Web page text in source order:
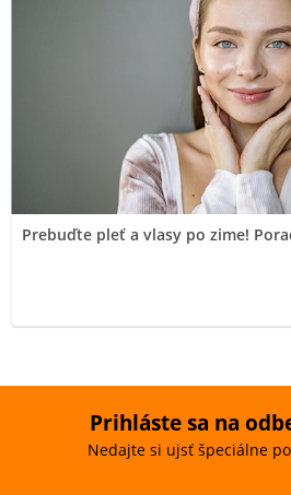
Prebuďte pleť a vlasy po zime!
Prihláste sa na
Nedajte si ujsť špeciálne